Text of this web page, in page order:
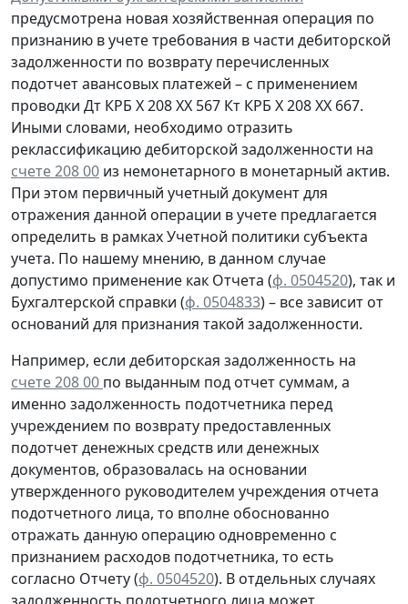
предусмотрена новая хозяйственная операция по
признанию в учететребования в части дебиторской
задолженности по возврату перечисленных
подотчет авансовых платежей – с применением
проводки Дт КРБ Х 208 ХХ 567 Кт КРБ Х 208 ХХ 667.
Иными словами, необходимо отразить
реклассификацию дебиторской задолженности на
счете 208 00 из немонетарного в монетарный актив.
При этом первичный учетный документ для
отражения данной операции в учете предлагается
определить в рамках Учетной политики субъекта
учета. По нашему мнению, в данном случае
допустимо применение как Отчета (ф. 0504520), так и
Бухгалтерской справки (ф. 0504833) – все зависит от
оснований для признания такой задолженности.
Например, если дебиторская задолженность на
счете 208 00 по выданным под отчет суммам, а
именно задолженность подотчетника перед
учреждением по возврату предоставленных
подотчет денежных средств или денежных
документов, образовалась на основании
утвержденного руководителем учреждения отчета
подотчетного лица, то вполне обоснованно
отражать данную операцию одновременно с
признанием расходов подотчетника, то есть
согласно Отчету (ф. 0504520). В отдельных случаях